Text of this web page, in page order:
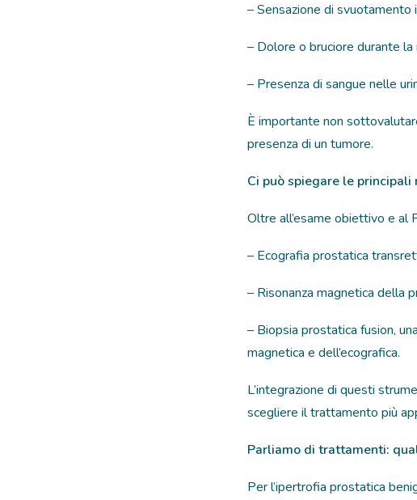
– Sensazione di
– Dolore o bruciore durante la
– Presenza di sangue nelle
È importante non
presenza di un tumore.
Ci può spiegare le
Oltre all’esame obiettivo e al
– Ecografia prostatica
– Risonanza magnetica della
– Biopsia prostatica fusion,
magnetica e dell’ecografica.
L’integrazione di questi
scegliere il trattamento più
Parliamo di trattamenti:
Per l’ipertrofia prostatica